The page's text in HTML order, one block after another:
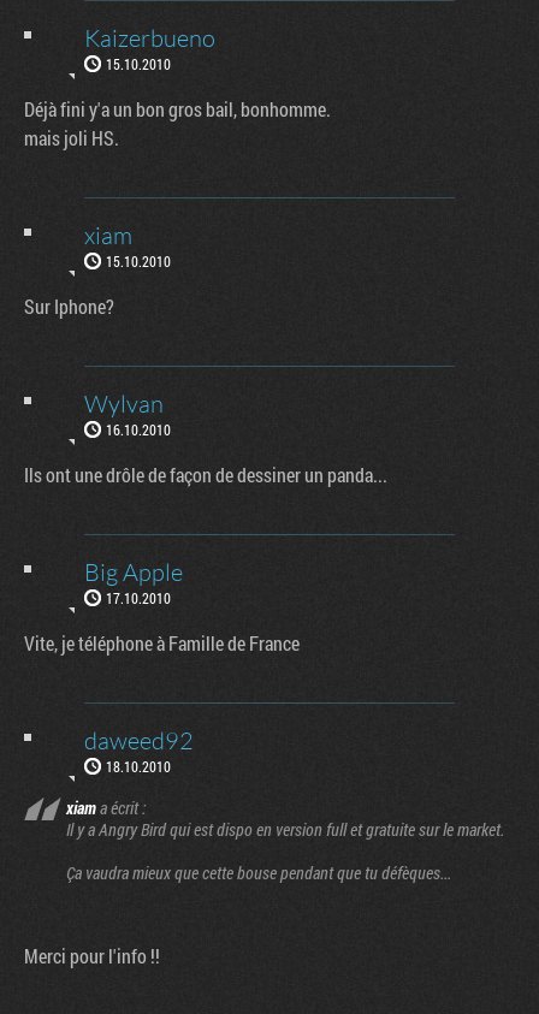
Kaizerbueno
15.10.2010
Déjà fini y'a un bon gros bail, bonhomme.
mais joli HS.
xiam
15.10.2010
Sur Iphone?
Wylvan
16.10.2010
Ils ont une drôle de façon de dessiner un panda...
Big Apple
17.10.2010
Vite, je téléphone à Famille de France
daweed92
18.10.2010
xiama écrit :
Il y a Angry Bird qui est dispo en version full et gratuite sur le market.
Ça vaudra mieux que cette bouse pendant que tu défèques...
Merci pour l'info !!